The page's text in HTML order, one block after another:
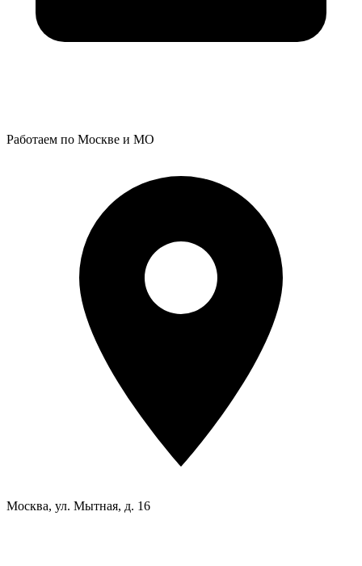
Работаем по Москве и МО
Москва, ул. Мытная, д. 16